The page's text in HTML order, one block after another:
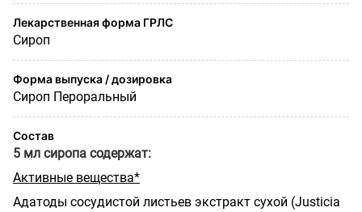
Лекарственная форма ГРЛС
Сироп
Форма выпуска / дозировка
Сироп Пероральный
Состав
5 мл сиропа содержат:
Активные вещества*
Адатоды сосудистой листьев экстракт сухой (Justicia